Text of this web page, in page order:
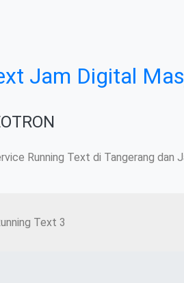
Jam Digital
Running Text di Tangerang dan